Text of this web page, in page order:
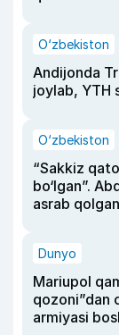
O‘zbekiston
Andijonda
joylab, YTH
O‘zbekiston
“Sakkiz
bo‘lgan”.
asrab
Dunyo
Mariupol
qozoni”dan
armiyasi